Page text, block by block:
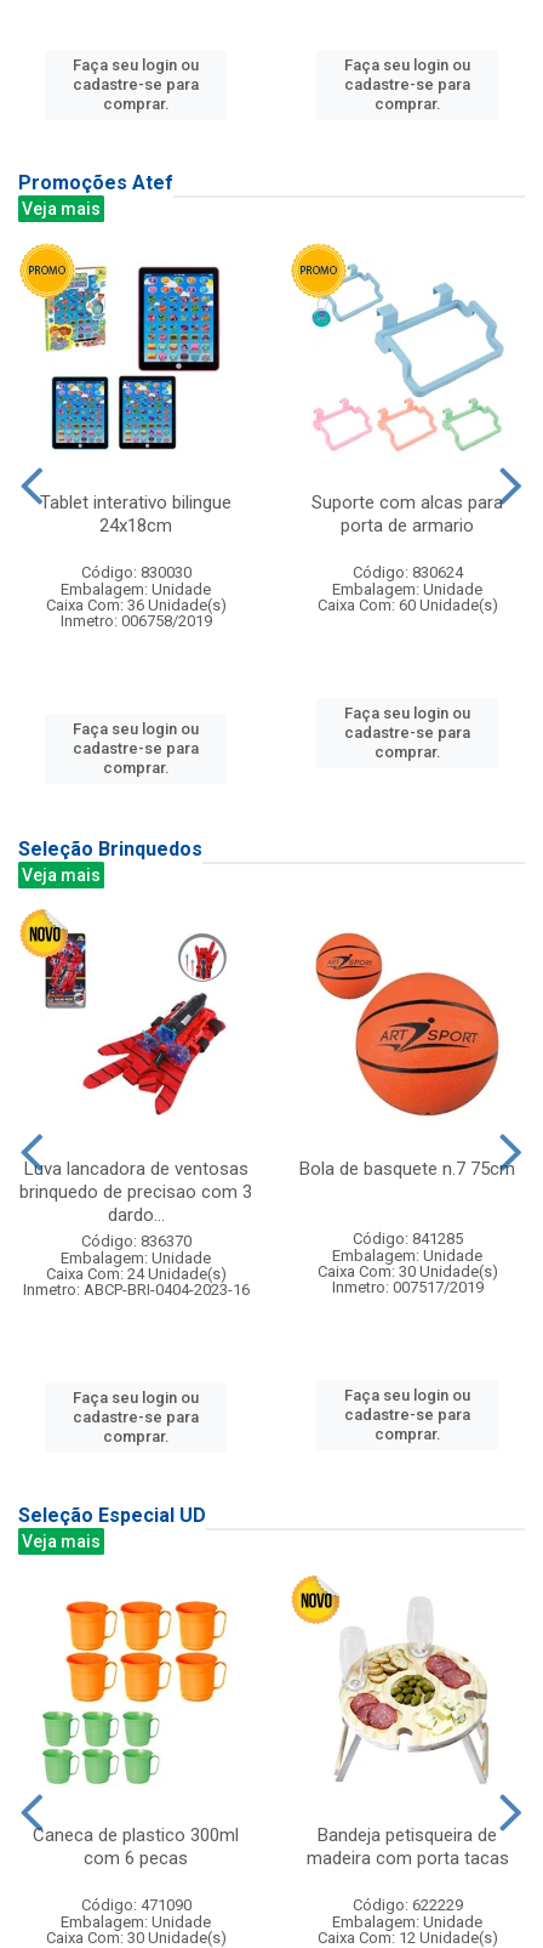
Faça seu login ou
cadastre-se para
comprar.
Faça seu login ou
cadastre-se para
comprar.
Promoções Atef
Veja mais
Tablet interativo bilingue
24x18cm
Código: 830030
Embalagem: Unidade
Caixa Com: 36 Unidade(s)
Inmetro: 006758/2019
Faça seu login ou
cadastre-se para
comprar.
Suporte com alcas para
porta de armario
Código: 830624
Embalagem: Unidade
Caixa Com: 60 Unidade(s)
Faça seu login ou
cadastre-se para
comprar.
Seleção Brinquedos
Veja mais
Luva lancadora de ventosas
brinquedo de precisao com 3
dardo...
Código: 836370
Embalagem: Unidade
Caixa Com: 24 Unidade(s)
Inmetro: ABCP-BRI-0404-2023-16
Faça seu login ou
cadastre-se para
comprar.
Bola de basquete n.7 75cm
Código: 841285
Embalagem: Unidade
Caixa Com: 30 Unidade(s)
Inmetro: 007517/2019
Faça seu login ou
cadastre-se para
comprar.
Seleção Especial UD
Veja mais
Caneca de plastico 300ml
com 6 pecas
Código: 471090
Embalagem: Unidade
Caixa Com: 30 Unidade(s)
Bandeja petisqueira de
madeira com porta tacas
Código: 622229
Embalagem: Unidade
Caixa Com: 12 Unidade(s)